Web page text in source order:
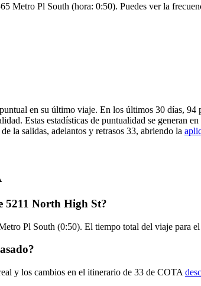
Metro Pl South (hora: 0:50). Puedes ver la
en su último viaje. En los últimos 30 días,
Estas estadísticas de puntualidad se generan
la salidas, adelantos y retrasos 33, abriendo la
5211 North High St?
Pl South (0:50). El tiempo total del viaje para
y los cambios en el itinerario de 33 de COTA